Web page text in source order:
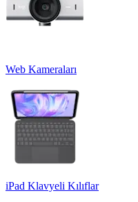
Web Kameraları
iPad Klavyeli Kılıflar